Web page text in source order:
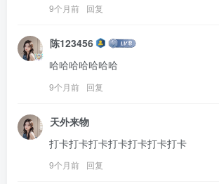
9个月前 回复
陈123456
哈哈哈哈哈哈哈
9个月前 回复
天外来物
打卡打卡打卡打卡打卡打卡打卡
9个月前 回复